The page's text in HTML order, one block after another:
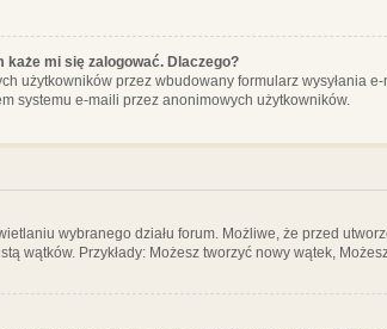
każe mi się zalogować. Dlaczego?
użytkowników przez wbudowany formularz wysyłania
systemu e-maili przez anonimowych użytkowników.
wybranego działu forum. Możliwe, że przed
wątków. Przykłady: Możesz tworzyć nowy wątek,